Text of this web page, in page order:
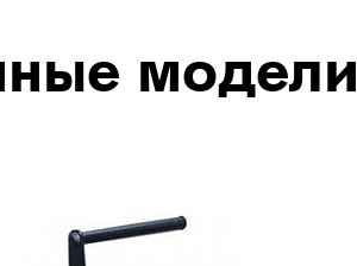
модели